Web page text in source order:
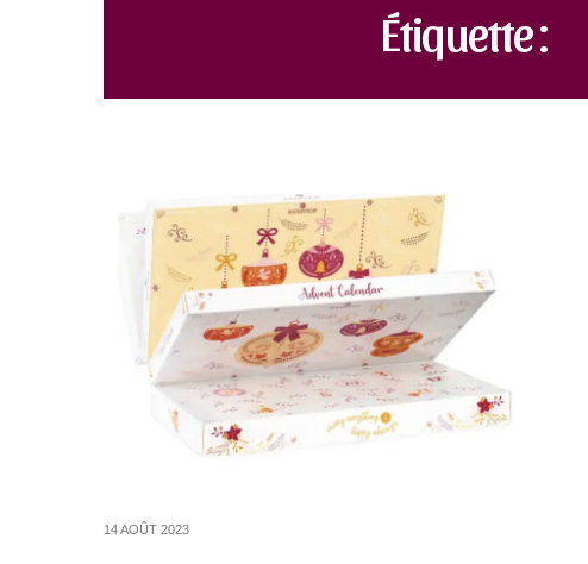
Étiquette :
14 AOÛT 2023